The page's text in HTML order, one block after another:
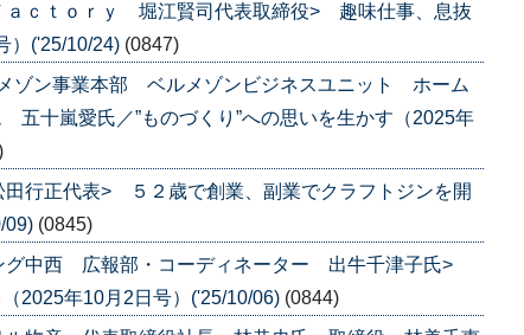
ａｃｔｏｒｙ 堀江賢司代表取締役> 趣味仕事、息抜
）('25/10/24) (0847)
ゾン事業本部 ベルメゾンビジネスユニット ホーム
五十嵐愛氏／”ものづくり”への思いを生かす（2025年
行正代表> ５２歳で創業、副業でクラフトジンを開
09) (0845)
グ中西 広報部・コーディネーター 出牛千津子氏>
2025年10月2日号）('25/10/06) (0844)